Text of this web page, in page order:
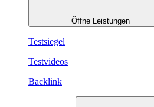
Öffne Leistungen
Testsiegel
Testvideos
Backlink